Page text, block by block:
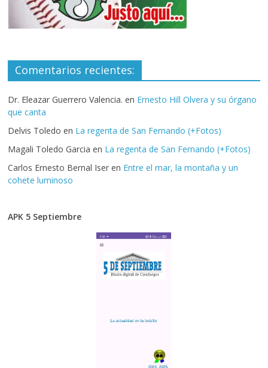
Comentarios recientes:
Dr. Eleazar Guerrero Valencia. en Ernesto Hill Olvera y su órgano
que canta
Delvis Toledo en La regenta de San Fernando (+Fotos)
Magali Toledo Garcia en La regenta de San Fernando (+Fotos)
Carlos Ernesto Bernal Iser en Entre el mar, la montaña y un
cohete luminoso
APK 5 Septiembre